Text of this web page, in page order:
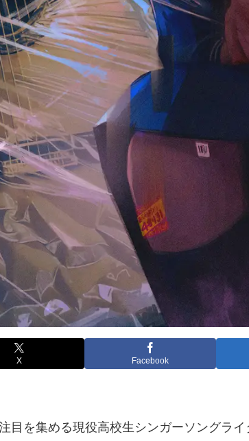
X Facebook
目を集める現役高校生シンガーソングラ